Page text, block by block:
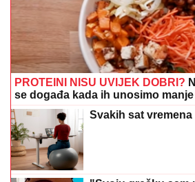
PROTEINI NISU UVIJEK DOBRI?
se događa kada ih unosimo manje
Svakih sat